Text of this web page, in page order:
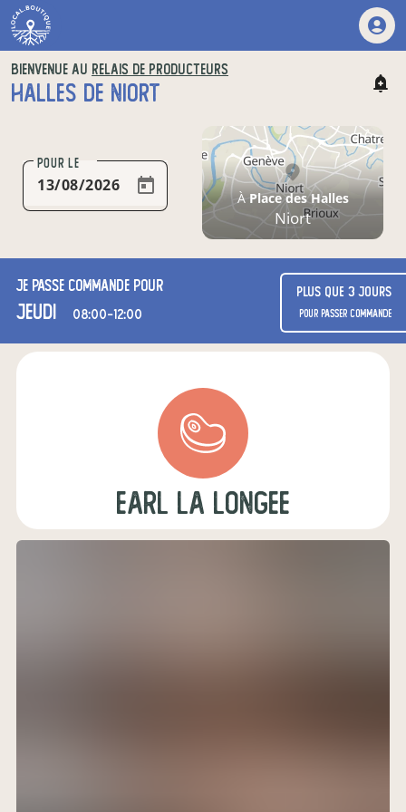
BIENVENUE AU RELAIS DE PRODUCTEURS
HALLES DE NIORT
POUR LE
ÀPlace des Halles
Niort
Je passe commande pour
jeudi 08:00-12:00
Plus que 3 jours
pour passer commande
earl la longee